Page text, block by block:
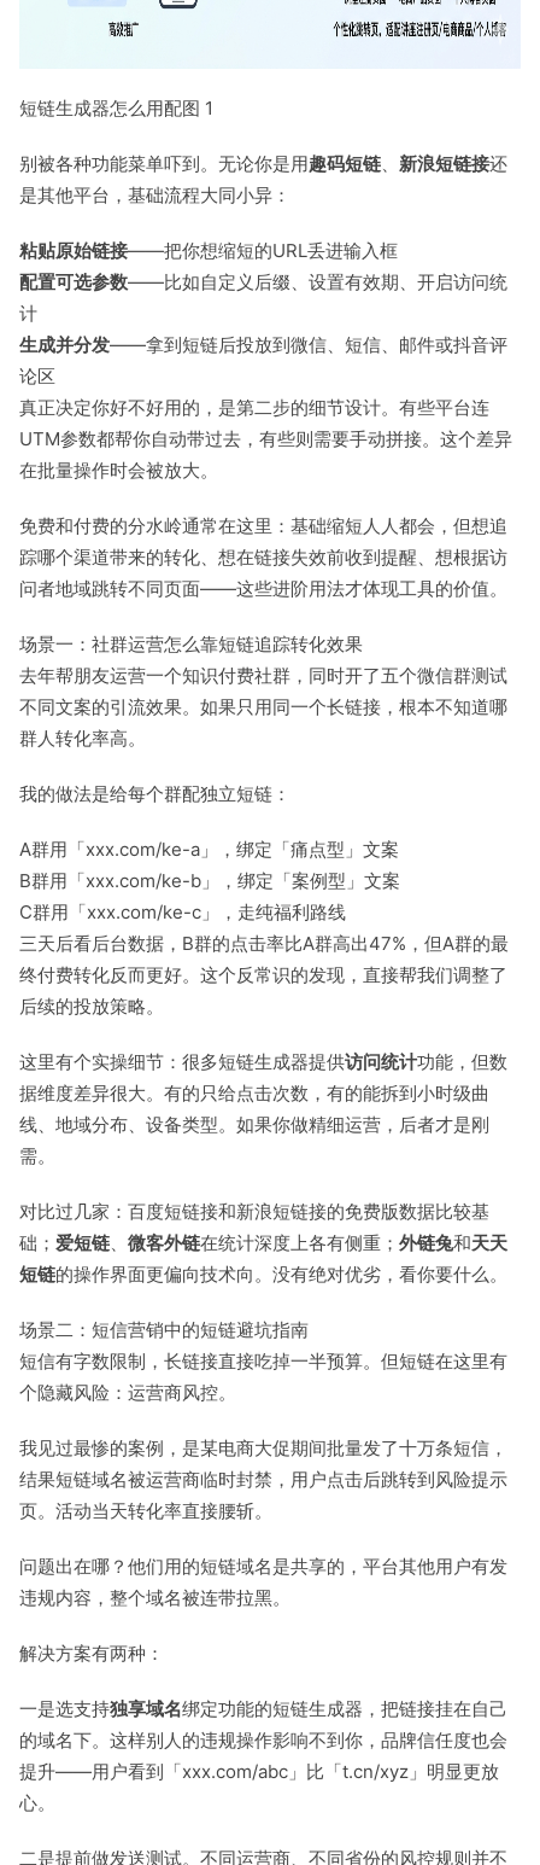
短链生成器怎么用配图 1
别被各种功能菜单吓到。无论你是用趣码短链、 新浪短链接还
是其他平台，基础流程大同小异：
粘贴原始链接——把你想缩短的URL丢进输入框
配置可选参数——比如自定义后缀、设置有效期、开启访问统
计
生成并分发——拿到短链后投放到微信、短信、邮件或抖音评
论区
真正决定你好不好用的，是第二步的细节设计。有些平台连
UTM参数都帮你自动带过去，有些则需要手动拼接。这个差异
在批量操作时会被放大。
免费和付费的分水岭通常在这里：基础缩短人人都会，但想追
踪哪个渠道带来的转化、想在链接失效前收到提醒、想根据访
问者地域跳转不同页面——这些进阶用法才体现工具的价值。
场景一：社群运营怎么靠短链追踪转化效果
去年帮朋友运营一个知识付费社群，同时开了五个微信群测试
不同文案的引流效果。如果只用同一个长链接，根本不知道哪
群人转化率高。
我的做法是给每个群配独立短链：
A群用「xxx.com/ke-a」，绑定「痛点型」文案
B群用「xxx.com/ke-b」，绑定「案例型」文案
C群用「xxx.com/ke-c」，走纯福利路线
三天后看后台数据，B群的点击率比A群高出47%，但A群的最
终付费转化反而更好。这个反常识的发现，直接帮我们调整了
后续的投放策略。
这里有个实操细节：很多短链生成器提供访问统计功能，但数
据维度差异很大。有的只给点击次数，有的能拆到小时级曲
线、地域分布、设备类型。如果你做精细运营，后者才是刚
需。
对比过几家：百度短链接和新浪短链接的免费版数据比较基
础； 爱短链、 微客外链在统计深度上各有侧重； 外链兔和天天
短链的操作界面更偏向技术向。没有绝对优劣，看你要什么。
场景二：短信营销中的短链避坑指南
短信有字数限制，长链接直接吃掉一半预算。但短链在这里有
个隐藏风险：运营商风控。
我见过最惨的案例，是某电商大促期间批量发了十万条短信，
结果短链域名被运营商临时封禁，用户点击后跳转到风险提示
页。活动当天转化率直接腰斩。
问题出在哪？他们用的短链域名是共享的，平台其他用户有发
违规内容，整个域名被连带拉黑。
解决方案有两种：
一是选支持独享域名绑定功能的短链生成器，把链接挂在自己
的域名下。这样别人的违规操作影响不到你，品牌信任度也会
提升——用户看到「xxx.com/abc」比「t.cn/xyz」明显更放
心。
二是提前做发送测试。不同运营商、不同省份的风控规则并不